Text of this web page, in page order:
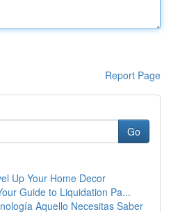
Report Page
Go
Up Your Home Decor
Guide to Liquidation Pa...
Aquello Necesitas Saber